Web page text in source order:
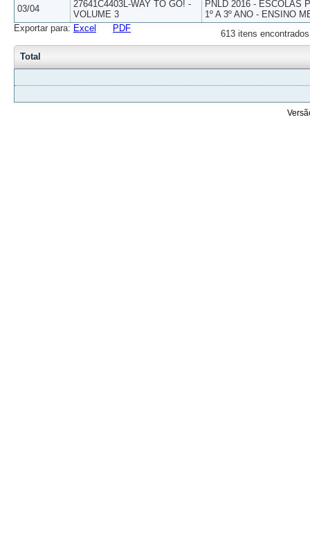
03/04
27641C4403L-WAY TO GO! -
VOLUME 3
PNLD 2016 - ESCOLAS
1º A 3º ANO - ENSINO
613 itens
Exportar para: Excel PDF
Total